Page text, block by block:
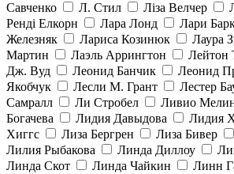
Савченко
Л. Стил Ліза Велчер
Ренді Елкорн
Лара Лонд Лари
Железняк
Лариса Козинюк Лаура
Мартин
Лаэль Аррингтон Лейтон
Дж. Вуд
Леонид Банчик Леонид
Якобчук
Лесли М. Грант Лестер
Самралл
Ли Стробел Ливио
Богачева
Лидия Давыдова Лидия
Хиггс
Лиза Бергрен Лиза Бивер
Лилия Рыбакова
Линда Диллоу
Линда Скот
Линда Чайкин Линн